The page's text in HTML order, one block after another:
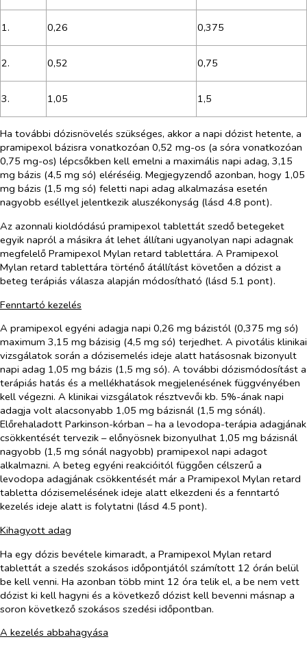
1. 0,26 0,375
2. 0,52 0,75
3. 1,05 1,5
Ha további dózisnövelés szükséges, akkor a napi dózist hetente, a
pramipexol bázisra vonatkozóan 0,52 mg-os (a sóra vonatkozóan
0,75 mg-os) lépcsőkben kell emelni a maximális napi adag, 3,15
mg bázis (4,5 mg só) eléréséig. Megjegyzendő azonban, hogy 1,05
mg bázis (1,5 mg só) feletti napi adag alkalmazása esetén
nagyobb eséllyel jelentkezik aluszékonyság (lásd 4.8 pont).
Az azonnali kioldódású pramipexol tablettát szedő betegeket
egyik napról a másikra át lehet állítani ugyanolyan napi adagnak
megfelelő Pramipexol Mylan retard tablettára. A Pramipexol
Mylan retard tablettára történő átállítást követően a dózist a
beteg terápiás válasza alapján módosítható (lásd 5.1 pont).
Fenntartó kezelés
A pramipexol egyéni adagja napi 0,26 mg bázistól (0,375 mg só)
maximum 3,15 mg bázisig (4,5 mg só) terjedhet. A pivotális klinikai
vizsgálatok során a dózisemelés ideje alatt hatásosnak bizonyult
napi adag 1,05 mg bázis (1,5 mg só). A további dózismódosítást a
terápiás hatás és a mellékhatások megjelenésének függvényében
kell végezni. A klinikai vizsgálatok résztvevői kb. 5%-ának napi
adagja volt alacsonyabb 1,05 mg bázisnál (1,5 mg sónál).
Előrehaladott Parkinson-kórban – ha a levodopa-terápia adagjának
csökkentését tervezik – előnyösnek bizonyulhat 1,05 mg bázisnál
nagyobb (1,5 mg sónál nagyobb) pramipexol napi adagot
alkalmazni. A beteg egyéni reakcióitól függően célszerű a
levodopa adagjának csökkentését már a Pramipexol Mylan retard
tabletta dózisemelésének ideje alatt elkezdeni és a fenntartó
kezelés ideje alatt is folytatni (lásd 4.5 pont).
Kihagyott adag
Ha egy dózis bevétele kimaradt, a Pramipexol Mylan retard
tablettát a szedés szokásos időpontjától számított 12 órán belül
be kell venni. Ha azonban több mint 12 óra telik el, a be nem vett
dózist ki kell hagyni és a következő dózist kell bevenni másnap a
soron következő szokásos szedési időpontban.
A kezelés abbahagyása